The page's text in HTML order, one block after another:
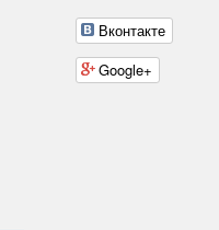
Вконтакте
Google+